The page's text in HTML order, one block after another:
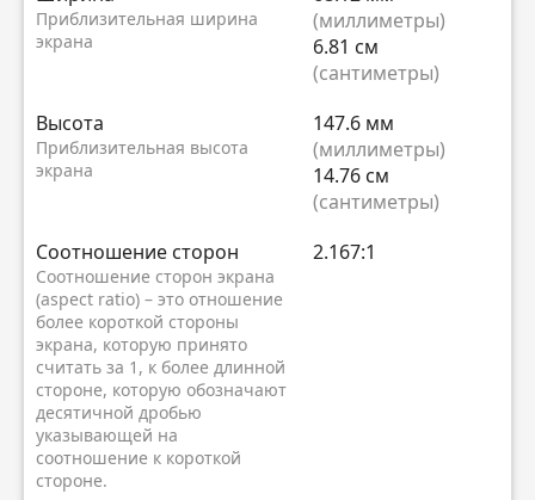
Приблизительная ширина
экрана
(миллиметры)
6.81 см
(сантиметры)
Высота
Приблизительная высота
экрана
147.6 мм
(миллиметры)
14.76 см
(сантиметры)
Соотношение сторон
Соотношение сторон экрана
(aspect ratio) – это отношение
более короткой стороны
экрана, которую принято
считать за 1, к более длинной
стороне, которую обозначают
десятичной дробью
указывающей на
соотношение к короткой
стороне.
2.167:1